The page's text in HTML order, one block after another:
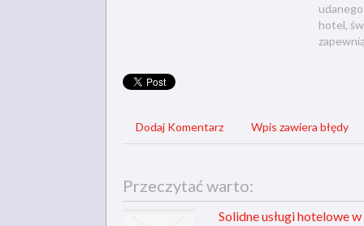
hotel,
Dodaj Komentarz Wpis zawiera błędy
Przeczytać warto:
Solidne usługi hotelowe